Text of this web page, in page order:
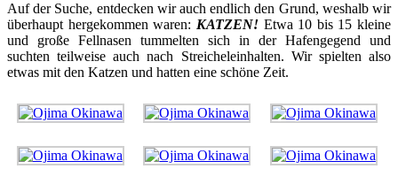
Auf der Suche, entdecken wir auch endlich den Grund, weshalb wir
überhaupt hergekommen waren: KATZEN!Etwa 10 bis 15 kleine
und große Fellnasen tummelten sich in der Hafengegend und
suchten teilweise auch nach Streicheleinhalten. Wir spielten also
etwas mit den Katzen und hatten eine schöne Zeit.